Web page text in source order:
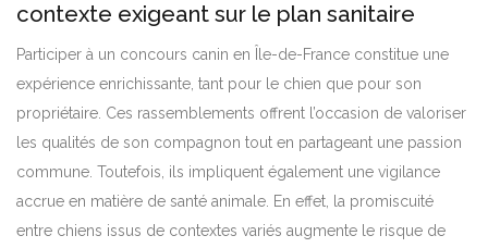
contexte exigeant sur le plan sanitaire
Participer à un concours canin en Île-de-France constitue une
expérience enrichissante, tant pour le chien que pour son
propriétaire. Ces rassemblements offrent l’occasion de valoriser
les qualités de son compagnon tout en partageant une passion
commune. Toutefois, ils impliquent également une vigilance
accrue en matière de santé animale. En effet, la promiscuité
entre chiens issus de contextes variés augmente le risque de